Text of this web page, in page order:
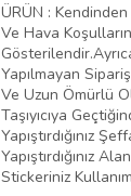
ÜRÜN : Kendinden
Ve Hava
Yapılmayan
Ve Uzun Ömürlü
Taşıyıcıya
Yapıştırdığınız
Yapıştırdığınız
Stickeriniz